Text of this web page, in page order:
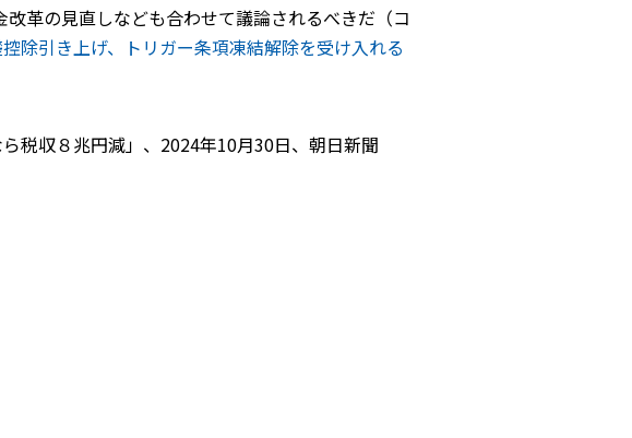
革の見直しなども合わせて議論されるべきだ（コ
除引き上げ、トリガー条項凍結解除を受け入れる
税収８兆円減」、2024年10月30日、朝日新聞